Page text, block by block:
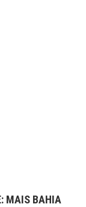
MAIS BAHIA